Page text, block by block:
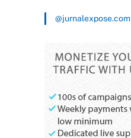
@jurnalexpose.com